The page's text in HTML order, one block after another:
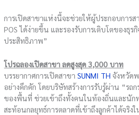
การเปิดสาขาแห่งนี้จะช่วยให้ผู้ประกอบการส
POS ได้ง่ายขึ้น และรองรับการเติบโตของธุร
ประสิทธิภาพ”
โปรฉลองเปิดสาขา ลดสูงสุด 3,000 บาท
บรรยากาศการเปิดสาขาSUNMI TH จังหวัด
อย่างคึกคัก โดยบริษัทสร้างการรับรู้ผ่าน “รถ
ของพื้นที่ ช่วยเข้าถึงทั้งคนในท้องถิ่นและนักท่
สะท้อนกลยุทธ์การตลาดที่เข้าถึงลูกค้าได้จริง